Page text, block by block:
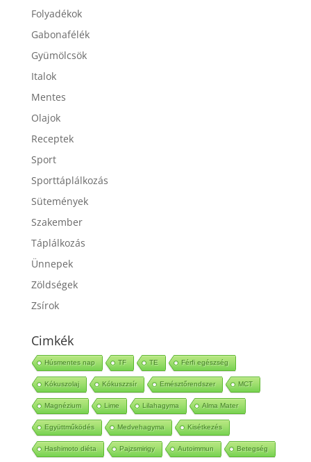
Folyadékok
Gabonafélék
Gyümölcsök
Italok
Mentes
Olajok
Receptek
Sport
Sporttáplálkozás
Sütemények
Szakember
Táplálkozás
Ünnepek
Zöldségek
Zsírok
Cimkék
Húsmentes nap TF TE Férfi egészség
Kókuszolaj Kókuszzsír Emésztőrendszer MCT
Magnézium Lime Lilahagyma Alma Mater
Együttműködés Medvehagyma Kisétkezés
Hashimoto diéta Pajzsmirigy Autoimmun Betegség